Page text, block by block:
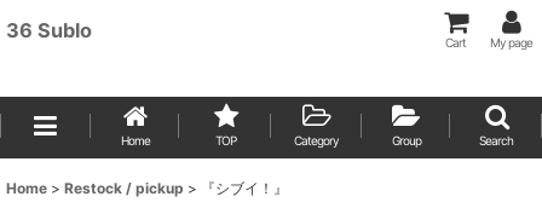
36 Sublo
Cart My page
Home TOP Category Group Search
Home > Restock / pickup > 『シブイ！』